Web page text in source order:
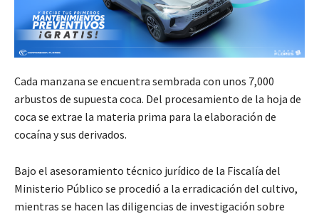
Cada manzana se encuentra sembrada con unos 7,000
arbustos de supuesta coca. Del procesamiento de la hoja de
coca se extrae la materia prima para la elaboración de
cocaína y sus derivados.
Bajo el asesoramiento técnico jurídico de la Fiscalía del
Ministerio Público se procedió a la erradicación del cultivo,
mientras se hacen las diligencias de investigación sobre